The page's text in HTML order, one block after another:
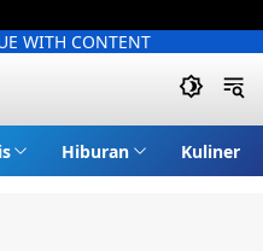
WITH CONTENT
Hiburan Kuliner